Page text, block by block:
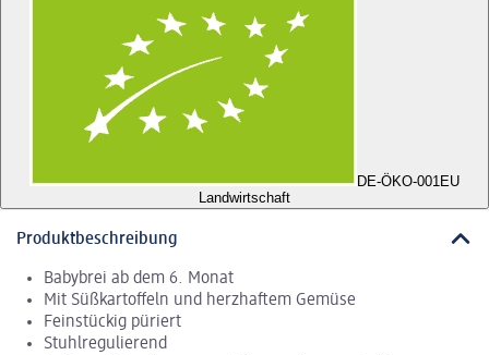
DE-ÖKO-001EU
Landwirtschaft
Produktbeschreibung
Babybrei ab dem 6. Monat
Mit Süßkartoffeln und herzhaftem Gemüse
Feinstückig püriert
Stuhlregulierend